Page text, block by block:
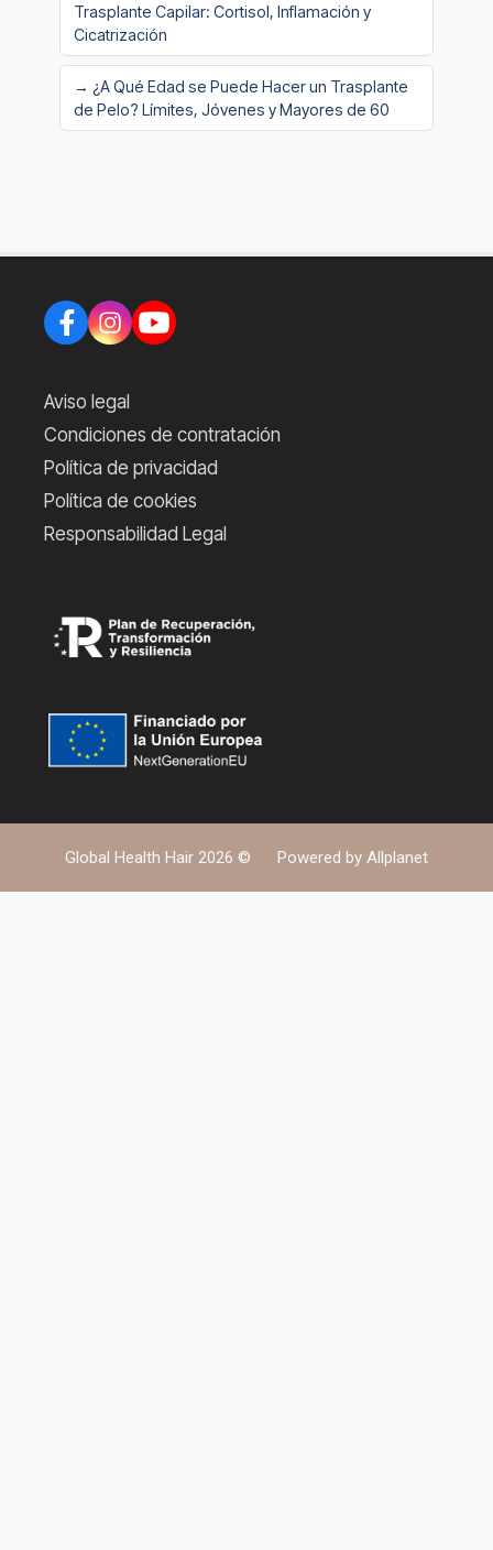
Trasplante Capilar: Cortisol, Inflamación y
Cicatrización
→ ¿A Qué Edad se Puede Hacer un Trasplante
de Pelo? Límites, Jóvenes y Mayores de 60
Aviso legal
Condiciones de contratación
Política de privacidad
Política de cookies
Responsabilidad Legal
Global Health Hair 2026 © Powered by Allplanet